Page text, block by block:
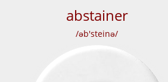
abstainer
/əb'steinə/